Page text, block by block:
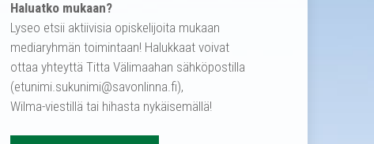
Haluatko mukaan?
Lyseo etsii aktiivisia opiskelijoita mukaan
mediaryhmän toimintaan! Halukkaat voivat
ottaa yhteyttä Titta Välimaahan sähköpostilla
(etunimi.sukunimi@savonlinna.fi),
Wilma-viestillä tai hihasta nykäisemällä!